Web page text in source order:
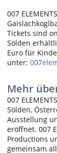
007
Tickets sind
Sölden
Euro für
unter:
Mehr
007
Sölden,
Ausstellung
eröffnet. 007
Productions
gemeinsam